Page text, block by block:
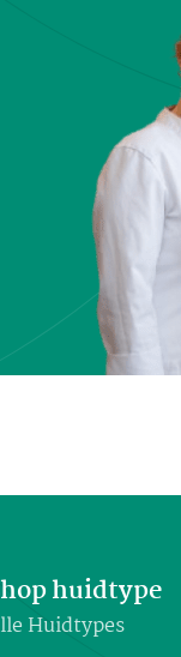
huidtype
Huidtypes